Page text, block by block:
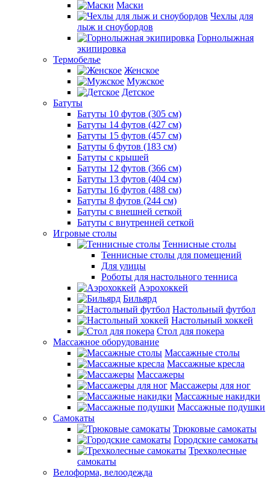
Маски
Чехлы для
лыж и сноубордов
Горнолыжная
экипировка
Термобелье
Женское
Мужское
Детское
Батуты
Батуты 10 футов (305 см)
Батуты 14 футов (427 см)
Батуты 15 футов (457 см)
Батуты 6 футов (183 см)
Батуты с крышей
Батуты 12 футов (366 см)
Батуты 13 футов (404 см)
Батуты 16 футов (488 см)
Батуты 8 футов (244 см)
Батуты с внешней сеткой
Батуты с внутренней сеткой
Игровые столы
Теннисные столы
Теннисные столы для помещений
Для улицы
Роботы для настольного тенниса
Аэрохоккей
Бильярд
Настольный футбол
Настольный хоккей
Стол для покера
Массажное оборудование
Массажные столы
Массажные кресла
Массажеры
Массажеры для ног
Массажные накидки
Массажные подушки
Самокаты
Трюковые самокаты
Городские самокаты
Трехколесные
самокаты
Велоформа, велоодежда